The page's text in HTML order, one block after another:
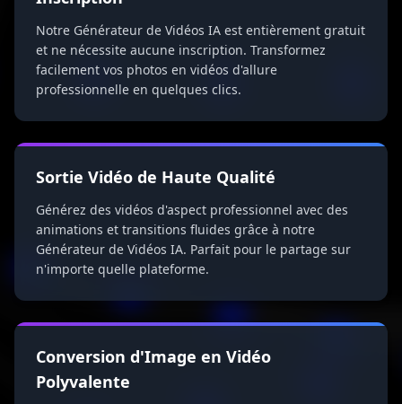
Notre Générateur de Vidéos IA est entièrement gratuit
et ne nécessite aucune inscription. Transformez
facilement vos photos en vidéos d'allure
professionnelle en quelques clics.
Sortie Vidéo de Haute Qualité
Générez des vidéos d'aspect professionnel avec des
animations et transitions fluides grâce à notre
Générateur de Vidéos IA. Parfait pour le partage sur
n'importe quelle plateforme.
Conversion d'Image en Vidéo
Polyvalente